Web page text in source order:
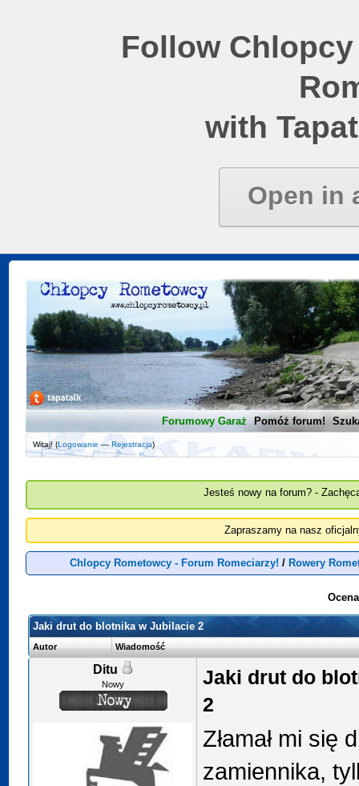
Follow
with
Open in
Forumowy Garaż Pomóż forum!
Witaj! (Logowanie —Rejestracja)
Jesteś nowy na forum? -
Zapraszamy na nasz
Chlopcy Rometowcy - Forum Romeciarzy! / Rowery
Jaki drut do blotnika w Jubilacie 2
Autor Wiadomość
Ditu
Nowy
Jaki drut do
2
Złamał mi się
zamiennika,